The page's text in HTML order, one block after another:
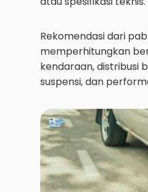
Rekomendasi dari
memperhitungkan
kendaraan, distribusi
suspensi, dan